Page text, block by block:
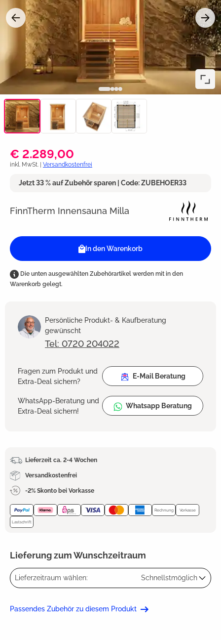
€ 2.289,00
inkl. MwSt. | Versandkostenfrei
Jetzt 33 % auf Zubehör sparen | Code: ZUBEHOER33
FinnTherm Innensauna Milla
In den Warenkorb
Die unten ausgewählten Zubehörartikel werden mit in den
Warenkorb gelegt.
Persönliche Produkt- & Kaufberatung
gewünscht
Tel: 0720 204022
Fragen zum Produkt und
Extra-Deal sichern?
E-Mail Beratung
WhatsApp-Beratung und
Extra-Deal sichern!
Whatsapp Beratung
Lieferzeit ca. 2-4 Wochen
Versandkostenfrei
-2% Skonto bei Vorkasse
Rechnung Vorkasse
Lastschrift
Lieferung zum Wunschzeitraum
Lieferzeitraum wählen: Schnellstmöglich
Passendes Zubehör zu diesem Produkt